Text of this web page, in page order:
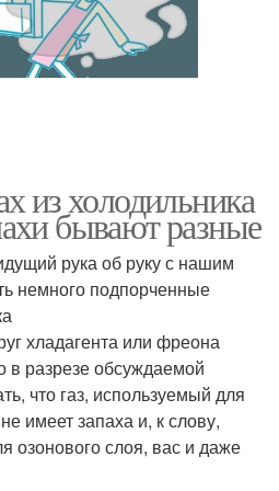
из холодильника
бывают разные
рука об руку с нашим
немного подпорченные
хладагента или фреона
разрезе обсуждаемой
что газ, используемый для
имеет запаха и, к слову,
озонового слоя, вас и даже